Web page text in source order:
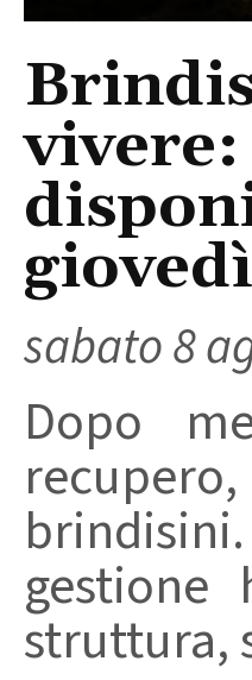
vivere:
sabato 8
Dopo
struttura,